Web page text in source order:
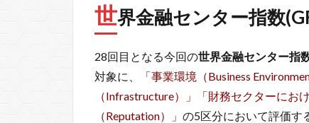
世界金融センター指数
28回目となる今回の世界金融センター指
対象に、
「事業環境（Business
（Infrastructure）」「財務セクターにお
（Reputation）」 の5区分において評価す